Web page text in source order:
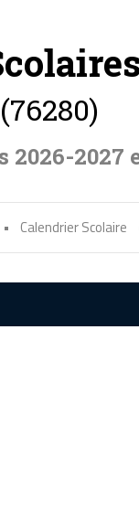
(76280)
2027
• Calendrier Scolaire